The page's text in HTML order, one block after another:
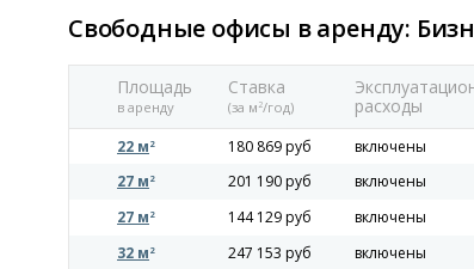
Свободные офисы в аренду:
Площадь
в аренду
Ставка
(за м 2/год)
расходы
22 м 2 180 869 руб включены
27 м 2 201 190 руб включены
27 м 2 144 129 руб включены
32 м 2 247 153 руб включены